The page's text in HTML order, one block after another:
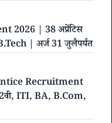
2026 | 38 अप्रेंटिस
| अर्ज 31 जुलैपर्यंत
Recruitment
ITI, BA, B.Com,